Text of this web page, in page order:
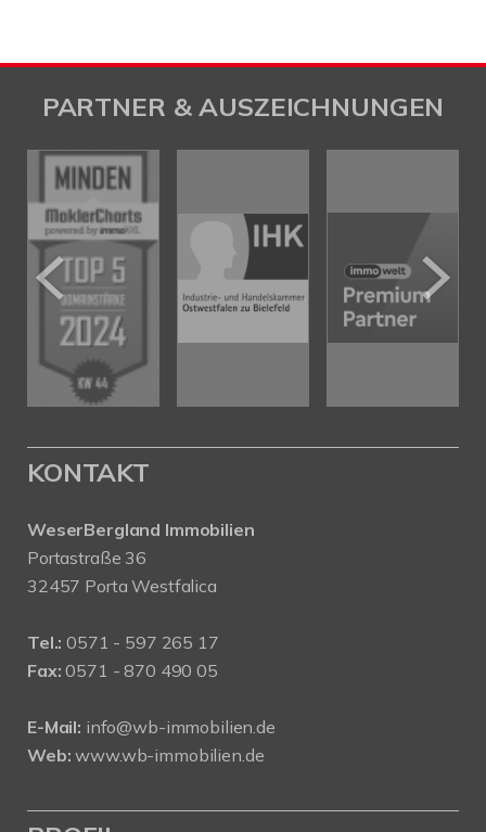
PARTNER & AUSZEICHNUNGEN
KONTAKT
WeserBergland Immobilien
Portastraße 36
32457 Porta Westfalica
Tel.: 0571 - 597 265 17
Fax: 0571 - 870 490 05
E-Mail: info@wb-immobilien.de
Web: www.wb-immobilien.de